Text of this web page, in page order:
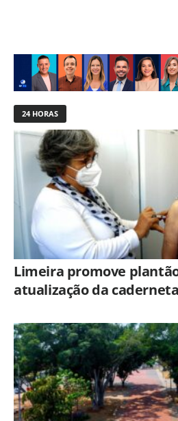
24 HORAS
Limeira promove
atualização da